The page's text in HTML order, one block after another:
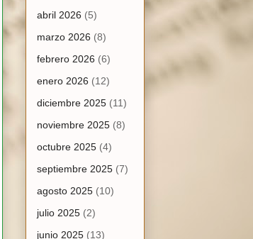
abril 2026 (5)
marzo 2026 (8)
febrero 2026 (6)
enero 2026 (12)
diciembre 2025 (11)
noviembre 2025 (8)
octubre 2025 (4)
septiembre 2025 (7)
agosto 2025 (10)
julio 2025 (2)
junio 2025 (13)